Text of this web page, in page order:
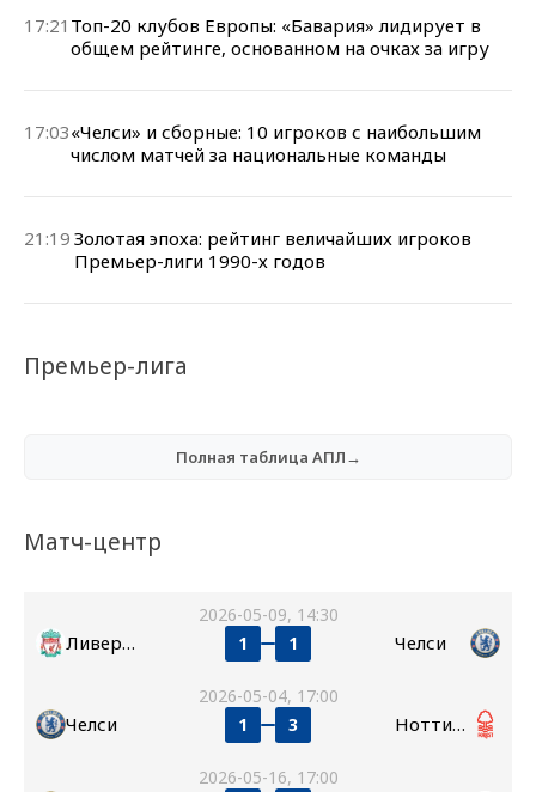
17:21 Топ-20 клубов Европы: «Бавария» лидирует в
общем рейтинге, основанном на очках за игру
17:03«Челси» и сборные: 10 игроков с наибольшим
числом матчей за национальные команды
21:19 Золотая эпоха: рейтинг величайших игроков
Премьер-лиги 1990-х годов
Премьер-лига
Полная таблица АПЛ→
Матч-центр
2026-05-09, 14:30
Ливерпуль 1 1 Челси
2026-05-04, 17:00
Челси 1 3 Ноттингем Форест
2026-05-16, 17:00